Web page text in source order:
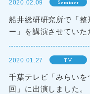
2020.02.09 Seminer
船井総研研究所で「
ー」を講演させていた
2020.01.27 TV
千葉テレビ「みらい
回」に出演しました。